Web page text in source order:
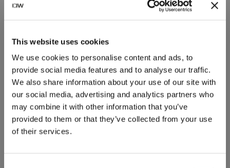
This website uses cookies
We use cookies to personalise content and ads, to
provide social media features and to analyse our traffic.
We also share information about your use of our site with
our social media, advertising and analytics partners who
may combine it with other information that you’ve
provided to them or that they’ve collected from your use
of their services.
Legg syntetiske stoffer i en vaskepose for å redusere
mikroplastutslipp når du vasker. Når syntetiske klær
vaskes, frigjør det små plastfibre som havner i
avløpsvann og til slutt kan forurense innsjøer, hav og
andre økosystemer. Vaskeposer som Guppybag fanger
disse mikrofibrene, og hindrer dem i å nå vassdrag. En
vaskepose beskytter også klærne mot slitasje under
vask, noe som forlenger levetiden og bidrar til et mer